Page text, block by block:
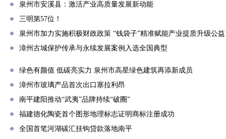
泉州市安溪县：激活产业高质量发展新动能
三明第57位！
泉州市加力实施积极财政政策 “钱袋子”精准赋能产业提质升级公益
漳州古城保护传承与永续发展案例入选全国典型
绿色有颜值 低碳亮实力 泉州市高星绿色建筑再添新成员
漳州市玻璃产品首次出口塞拉利昂
南平建阳推动“武夷”品牌持续“破圈”
福建德化陶瓷首个图形地理标志证明商标注册成功
全国首笔河湖碳汇挂钩贷款落地南平